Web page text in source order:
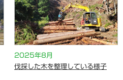
2025年8月
伐採した木を整理している様子